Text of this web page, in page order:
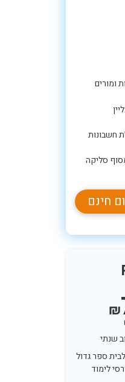
ומורים
חשבונות
סליקה
₪
שנתי
ספר גדול
לימוד